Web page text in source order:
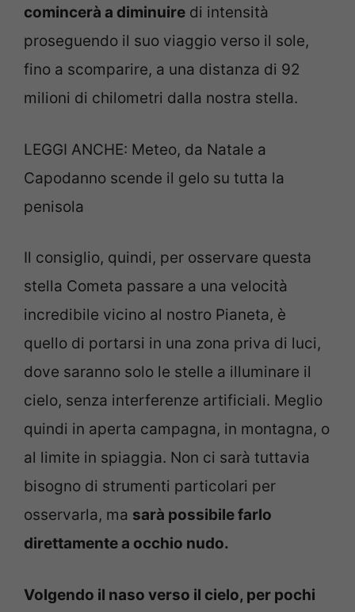
comincerà a diminuire di intensità
proseguendo il suo viaggio verso il sole,
fino a scomparire, a una distanza di 92
milioni di chilometri dalla nostra stella.
LEGGI ANCHE: Meteo, da Natale a
Capodanno scende il gelo su tutta la
penisola
Il consiglio, quindi, per osservare questa
stella Cometa passare a una velocità
incredibile vicino al nostro Pianeta, è
quello di portarsi in una zona priva di luci,
dove saranno solo le stelle a illuminare il
cielo, senza interferenze artificiali. Meglio
quindi in aperta campagna, in montagna, o
al limite in spiaggia. Non ci sarà tuttavia
bisogno di strumenti particolari per
osservarla, ma sarà possibile farlo
direttamente a occhio nudo.
Volgendo il naso verso il cielo, per pochi